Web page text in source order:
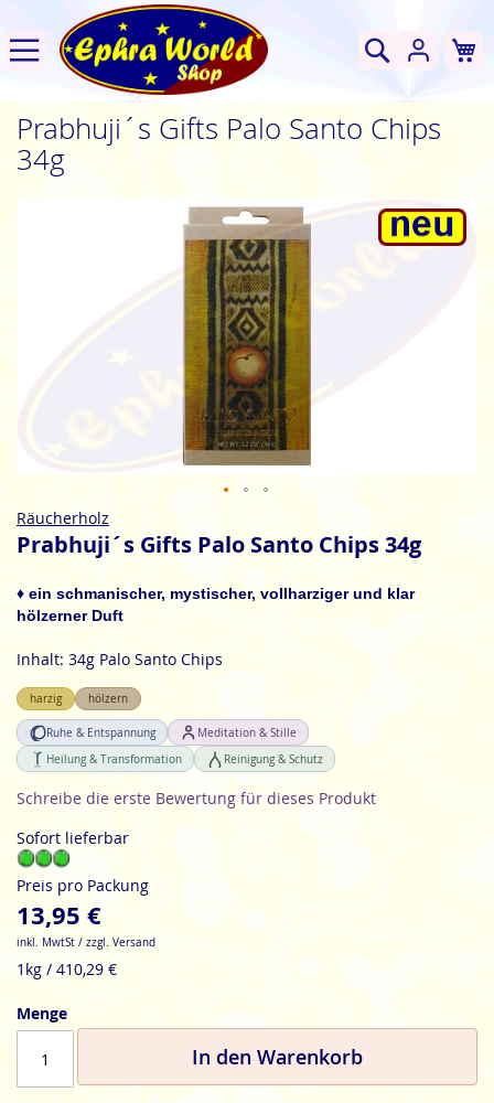
Suche
Prabhuji´s Gifts Palo Santo Chips
34g
Zum
Anfang
Bildgalerie
springen
Räucherholz
Prabhuji´s Gifts Palo Santo Chips 34g
♦ ein schmanischer, mystischer, vollharziger und klar
hölzerner Duft
Inhalt: 34g Palo Santo Chips
harzig hölzern
Ruhe & Entspannung
Meditation & Stille
Heilung & Transformation
Reinigung & Schutz
Schreibe die erste Bewertung für dieses Produkt
Sofort lieferbar
Preis pro Packung
13,95 €
inkl. MwtSt / zzgl. Versand
1kg / 410,29 €
Menge
In den Warenkorb